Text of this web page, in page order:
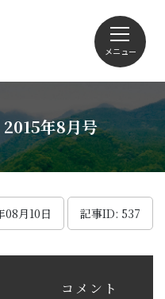
メニュー
年8月号
08月10日 記事ID: 537
コメント